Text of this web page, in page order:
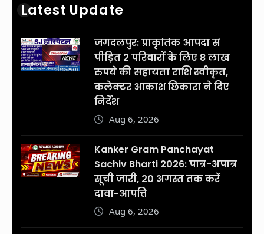
Latest Update
जगदलपुर: प्राकृतिक आपदा से
पीड़ित 2 परिवारों के लिए 8 लाख
रुपये की सहायता राशि स्वीकृत,
कलेक्टर आकाश छिकारा ने दिए
निर्देश
Aug 6, 2026
Kanker Gram Panchayat
Sachiv Bharti 2026: पात्र-अपात्र
सूची जारी, 20 अगस्त तक करें
दावा-आपत्ति
Aug 6, 2026